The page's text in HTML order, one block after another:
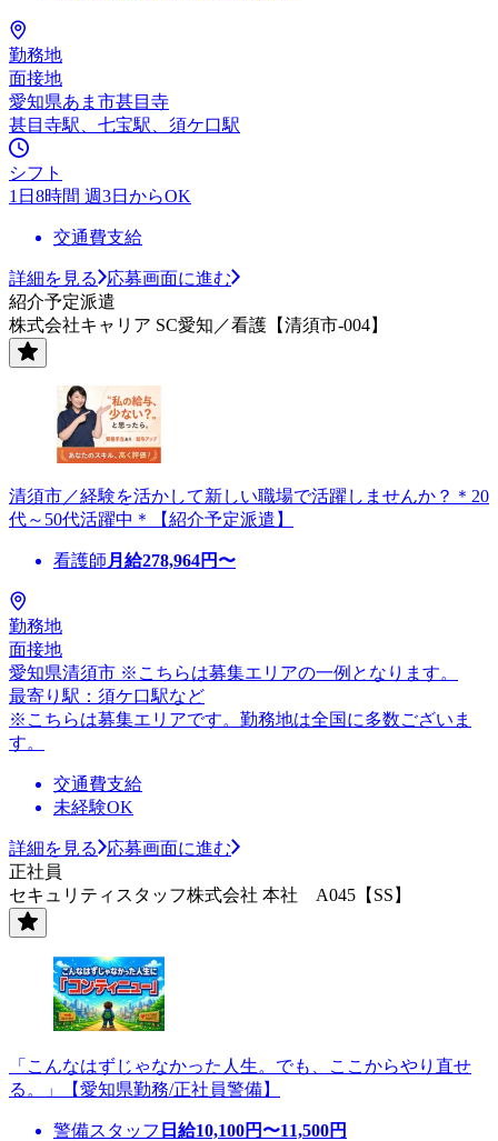
勤務地
面接地
愛知県あま市甚目寺
甚目寺駅、七宝駅、須ケ口駅
シフト
1日8時間 週3日からOK
交通費支給
詳細を見る
応募画面に進む
紹介予定派遣
株式会社キャリア SC愛知／看護【清須市-004】
清須市／経験を活かして新しい職場で活躍しませんか？＊20
代～50代活躍中＊【紹介予定派遣】
看護師 月給278,964円〜
勤務地
面接地
愛知県清須市 ※こちらは募集エリアの一例となります。
最寄り駅：須ケ口駅など
※こちらは募集エリアです。勤務地は全国に多数ございま
す。
交通費支給
未経験OK
詳細を見る
応募画面に進む
正社員
セキュリティスタッフ株式会社 本社 A045【SS】
「こんなはずじゃなかった人生。でも、ここからやり直せ
る。」【愛知県勤務/正社員警備】
警備スタッフ 日給10,100円〜11,500円